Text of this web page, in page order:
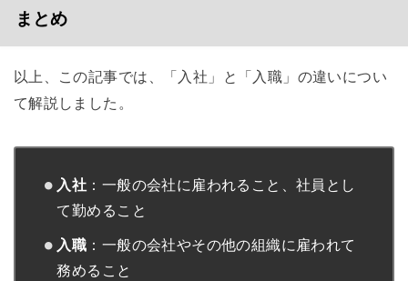
まとめ
以上、この記事では、「入社」と「入職」の違いについ
て解説しました。
入社 ：一般の会社に雇われること、社員とし
て勤めること
入職 ：一般の会社やその他の組織に雇われて
務めること